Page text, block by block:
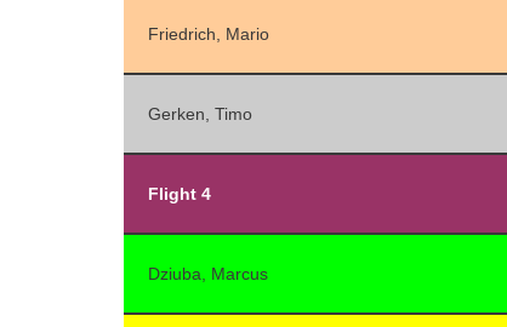
Friedrich, Mario
Gerken, Timo
Flight 4
Dziuba, Marcus